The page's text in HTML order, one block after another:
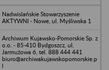
Nadwislańskie Stowarzyszenie
AKTYWNI - Nowe, ul. Myśliwska 1
Archiwum Kujawsko-Pomorskie Sp. z
o.o. - 85-410 Bydgoszcz, ul.
Jarmużowa 6, tel. 888 444 441
biuro@archiwakujawskopomorskie.p
l